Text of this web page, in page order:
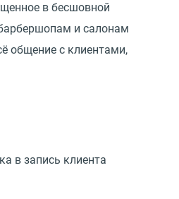
в бесшовной
и салонам
общение с клиентами,
в запись клиента